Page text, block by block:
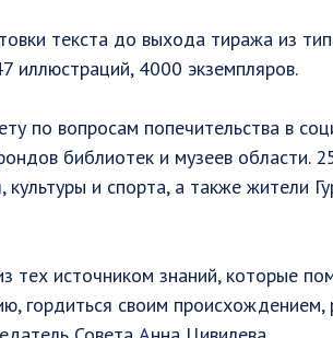
текста до выхода тиража из
иллюстраций, 4000 экземпляров.
по вопросам попечительства в
библиотек и музеев области.
и спорта, а также жители
тех источником знаний, которые
гордиться своим происхождением,